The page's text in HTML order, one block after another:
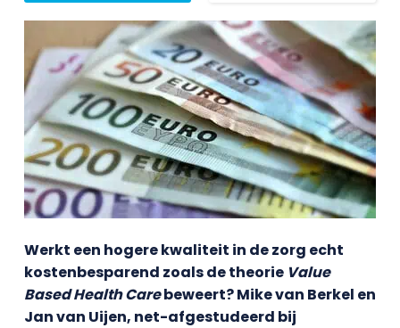
Werkt een hogere kwaliteit in de zorg echt
kostenbesparend zoals de theorie Value
Based Health Carebeweert? Mike van Berkel en
Jan van Uijen, net-afgestudeerd bij